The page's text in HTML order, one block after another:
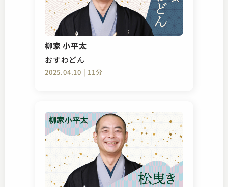
柳家 小平太
おすわどん
2025.04.10 | 11分